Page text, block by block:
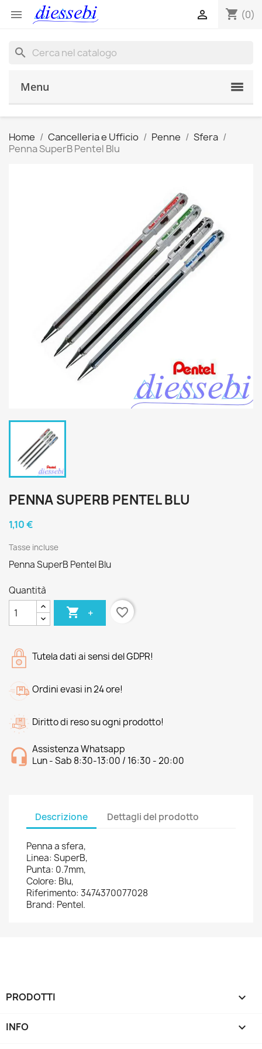
 shopping_cart (0)

search
Menu
Home Cancelleria e Ufficio Penne
Sfera
Penna SuperB Pentel Blu
PENNA SUPERB PENTEL BLU
1,10 €
Tasse incluse
Penna SuperB Pentel Blu
Quantità
 + favorite_border
Tutela dati ai sensi del GDPR!
Ordini evasi in 24 ore!
Diritto di reso su ogni prodotto!
Assistenza Whatsapp
Lun - Sab 8:30-13:00 / 16:30 - 20:00
Descrizione Dettagli del prodotto
Penna a sfera,
Linea: SuperB,
Punta: 0.7mm,
Colore: Blu,
Riferimento: 3474370077028
Brand: Pentel.
PRODOTTI 
INFO 